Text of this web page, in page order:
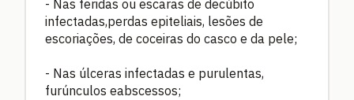
- Nas feridas ou escaras de decúbito
infectadas,perdas epiteliais, lesões de
escoriações, de coceiras do casco e da pele;
- Nas úlceras infectadas e purulentas,
furúnculos eabscessos;